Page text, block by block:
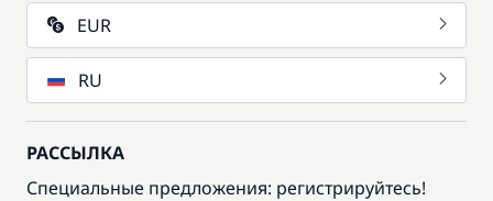
EUR
RU
РАССЫЛКА
Специальные предложения: регистрируйтесь!